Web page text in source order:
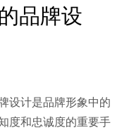
品牌设
设计是品牌形象中的
度和忠诚度的重要手